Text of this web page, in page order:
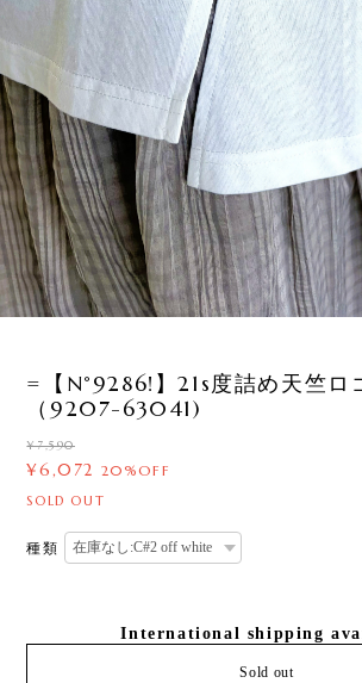
=【N°9286!】21s度詰め天竺ロ
（9207-63041)
¥7,590
¥6,072 20%OFF
SOLD OUT
種類
International shipping
Sold out